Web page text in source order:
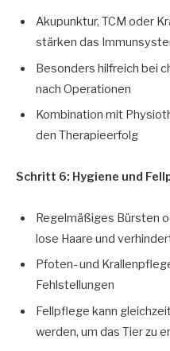
Akupunktur, TCM oder
stärken das
Besonders hilfreich bei
nach Operationen
Kombination mit
den Therapieerfolg
Schritt 6: Hygiene und
Regelmäßiges Bürsten
lose Haare und
Pfoten- und
Fehlstellungen
Fellpflege kann
werden, um das Tier zu